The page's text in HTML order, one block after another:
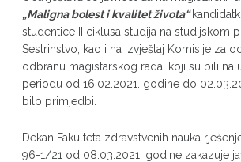
„Maligna bolest i kvalitet života“
studentice II ciklusa studija na studijskom
Sestrinstvo, kao i na izvještaj Komisije za
odbranu magistarskog rada, koji su bili na
periodu od 16.02.2021. godine do
bilo primjedbi.
Dekan Fakulteta zdravstvenih nauka
96-1/21 od 08.03.2021. godine zakazuje